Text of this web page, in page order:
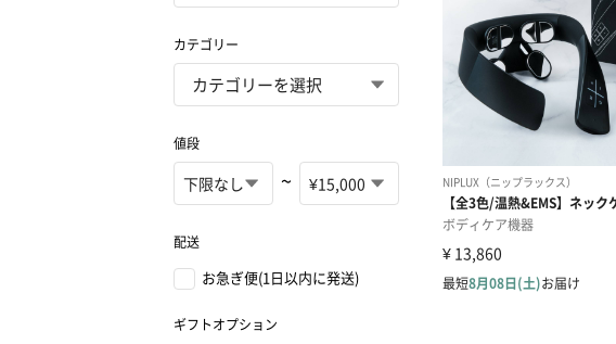
カテゴリー
値段
~
配送
お急ぎ便(1日以内に発送)
ギフトオプション